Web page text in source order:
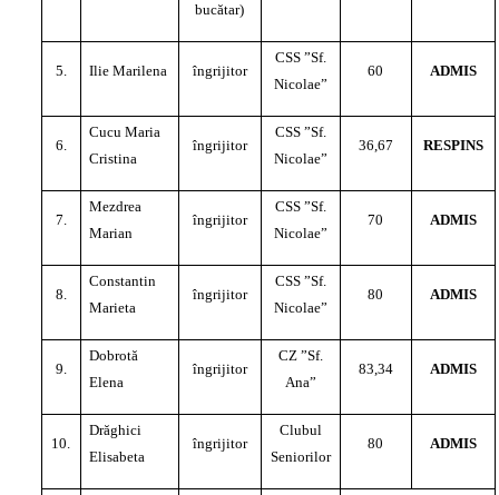
bucătar)
5. Ilie Marilena îngrijitor
CSS ”Sf.
Nicolae”
60 ADMIS
6.
Cucu Maria
Cristina
îngrijitor
CSS ”Sf.
Nicolae”
36,67 RESPINS
7.
Mezdrea
Marian
îngrijitor
CSS ”Sf.
Nicolae”
70 ADMIS
8.
Constantin
Marieta
îngrijitor
CSS ”Sf.
Nicolae”
80 ADMIS
9.
Dobrotă
Elena
îngrijitor
CZ ”Sf.
Ana”
83,34 ADMIS
10.
Drăghici
Elisabeta
îngrijitor
Clubul
Seniorilor
80 ADMIS